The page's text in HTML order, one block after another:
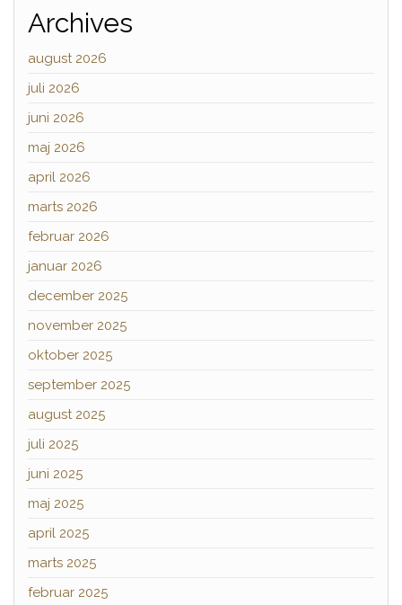
Archives
august 2026
juli 2026
juni 2026
maj 2026
april 2026
marts 2026
februar 2026
januar 2026
december 2025
november 2025
oktober 2025
september 2025
august 2025
juli 2025
juni 2025
maj 2025
april 2025
marts 2025
februar 2025